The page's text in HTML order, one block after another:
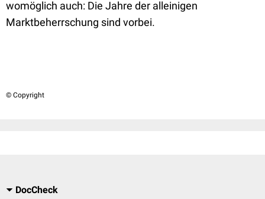
womöglich auch: Die Jahre der alleinigen
Marktbeherrschung sind vorbei.
© Copyright
DocCheck